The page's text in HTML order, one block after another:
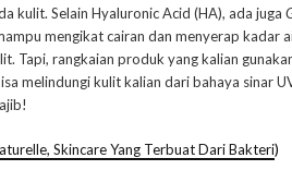
kulit. Selain Hyaluronic Acid (HA), ada juga
mengikat cairan dan menyerap kadar
Tapi, rangkaian produk yang kalian
melindungi kulit kalian dari bahaya sinar
Skincare Yang Terbuat Dari Bakteri)